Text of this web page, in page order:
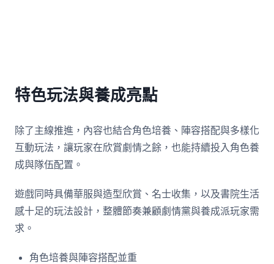
特色玩法與養成亮點
除了主線推進，內容也結合角色培養、陣容搭配與多樣化
互動玩法，讓玩家在欣賞劇情之餘，也能持續投入角色養
成與隊伍配置。
遊戲同時具備華服與造型欣賞、名士收集，以及書院生活
感十足的玩法設計，整體節奏兼顧劇情黨與養成派玩家需
求。
角色培養與陣容搭配並重